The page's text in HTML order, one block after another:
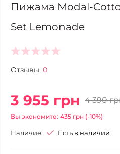
Пижама Modal-
Set Lemonade
Отзывы: 0
3 955 грн 4 390
Вы экономите: 435 грн (-10%)
Наличие: Есть в наличии